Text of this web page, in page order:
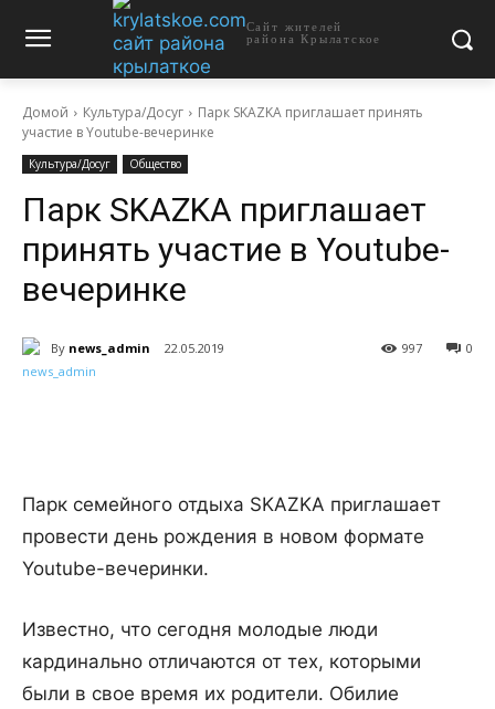
Сайт жителей
района Крылатское
Домой Культура/Досуг
Парк SKAZKA приглашает принять
участие в Youtube-вечеринке
Культура/Досуг Общество
Парк SKAZKA приглашает
принять участие в Youtube-
вечеринке
By news_admin 22.05.2019 0
997
Парк семейного отдыха SKAZKA приглашает
провести день рождения в новом формате
Youtube-вечеринки.
Известно, что сегодня молодые люди
кардинально отличаются от тех, которыми
были в свое время их родители. Обилие